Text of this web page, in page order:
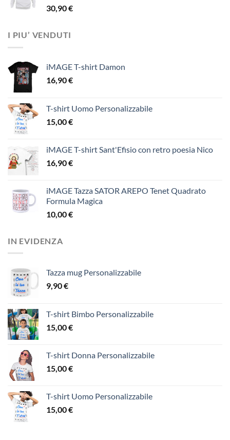
30,90€
I PIU’ VENDUTI
iMAGE T-shirt Damon
16,90€
T-shirt Uomo Personalizzabile
15,00€
iMAGE T-shirt Sant'Efisio con retro poesia Nico
16,90€
iMAGE Tazza SATOR AREPO Tenet Quadrato
Formula Magica
10,00€
IN EVIDENZA
Tazza mug Personalizzabile
9,90€
T-shirt Bimbo Personalizzabile
15,00€
T-shirt Donna Personalizzabile
15,00€
T-shirt Uomo Personalizzabile
15,00€